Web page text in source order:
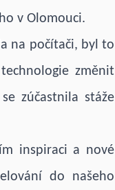
v Olomouci.
na počítači, byl to
změnit
zúčastnila stáže
inspiraci a nové
do našeho